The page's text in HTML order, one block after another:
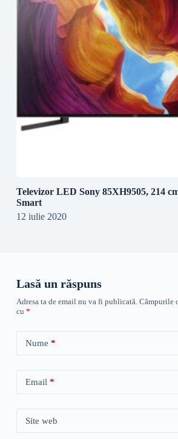
Televizor LED Sony 85XH9505, 214
Smart
12 iulie 2020
Lasă un răspuns
Adresa ta de email nu va fi publicată. Câmpurile
cu *
Nume *
Email *
Site web